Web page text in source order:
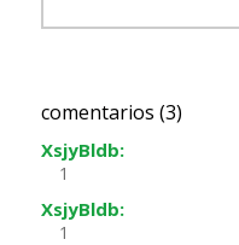
comentarios (3)
XsjyBldb:
1
XsjyBldb:
1